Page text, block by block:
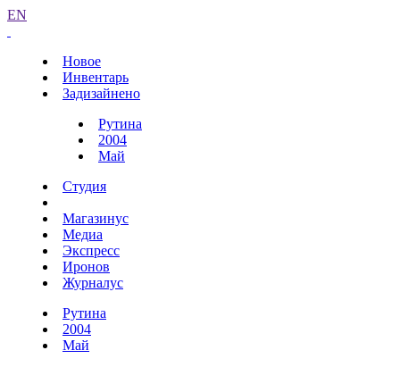
EN
Новое
Инвентарь
Задизайнено
Рутина
2004
Май
Студия
Магазинус
Медиа
Экспресс
Иронов
Журналус
Рутина
2004
Май